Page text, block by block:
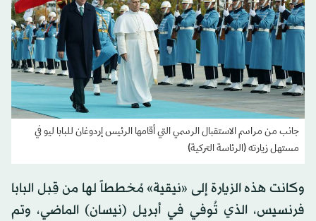
جانب من مراسم الاستقبال الرسمي التي أقامها الرئيس إردوغان للبابا ليو في
مستهل زيارته (الرئاسة التركية)
وكانت هذه الزيارة إلى «نيقية» مُخططاً لها من قِبل البابا
فرنسيس، الذي تُوفي في أبريل (نيسان) الماضي، وتم